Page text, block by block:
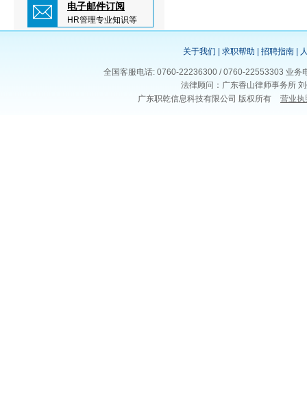
电子邮件订阅
HR管理专业知识等
关于我们 求职帮助 招聘指南
全国客服电话: 0760-22236300 / 0760-22553303 业
法律顾问：广东香山律师事务所
广东职乾信息科技有限公司 版权所有
营业执